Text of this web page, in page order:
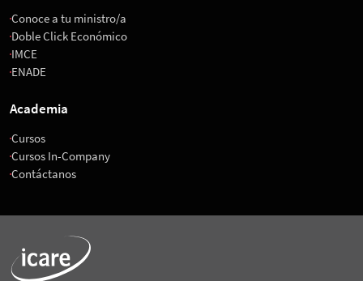
Conoce a tu ministro/a
Doble Click Económico
IMCE
ENADE
Academia
Cursos
Cursos In-Company
Contáctanos